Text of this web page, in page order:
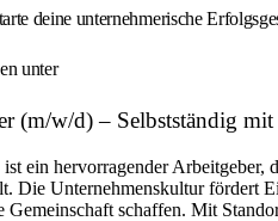
deine unternehmerische
unter
(m/w/d) – Selbstständig
ein hervorragender Arbeitgeber,
Die Unternehmenskultur fördert
Gemeinschaft schaffen. Mit